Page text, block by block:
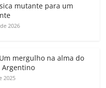
gl
e
a
ss
y
k
p
h
mutante para um
2026
mergulho na alma do
Argentino
2025